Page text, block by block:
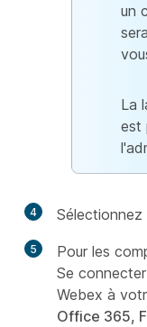
un
La
est
4
5
Pour les
Se
Webex à
Office 365,